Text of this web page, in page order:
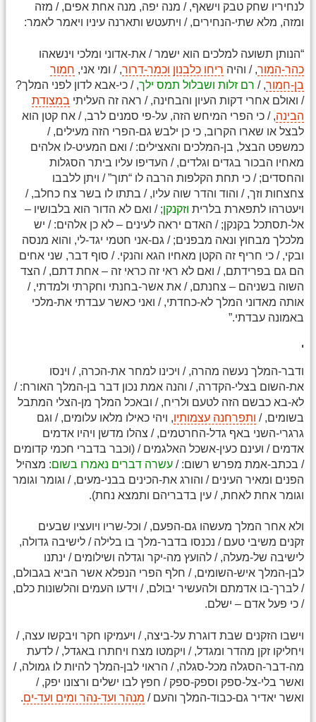
לנחיריו שחק טבק וישאף, / מנה יפה, מנה אחת אפים, / מזה
ומזה, מלא שתי-הנחירים, / ויתעטש ותארנה עיניו ויאמר לאמר:
“הנותן תשועה למלכים הוא ישמר / את-אדוני ומלכי וינשאהו
כהר-המור, / והיה ריחו כלבנון וכמר-דרור, / ומי אני, חמור
בן-חמור, / רם זלות ושבלול תמס ילך, / כי-אבא לדון לפני המלך?
/ ואולם אחרי דקות העיון והבחינה, / ראה זה העליתי במצודת
הבינה, / כי הפרי המיחש הזה, על-פי סמנים לרב, / אח קטן הוא
לבצל או שארו הקרוב, כי כן ילבש גם-הפרי הזה מעילים, /
כמשפט הבצל, בן-המלכים והאצילים: / ואם המעיט-לו אלהים
מאחיו הבכור בגדים וגלדים, / העדיפו עליו ביתר הסגלות
והחסדים; / כי תחת הקלפות הרבה לו “תוך” / ויתן ללבבו
צחצחות וזך, / והוד והדר שוה עליו, / בתתו לו בשר צח כחלב, /
ויעטרהו לתפארת בלרית וזקנקן; / ואם לא הדור הוא בלבושיו –
אל-תסתכל בקנקן; / האדם יראה לעינים – לא כן אלהים: / יש
מלכלך מבחוץ ונאה מבפנים; / גם-אני חטמי יגד-לי, והוא מנסה
ובקי, / כי חריף זה הקטן מאחיו הגא והנקי. / סוף דבר, שני אחים
הם גם בפרידתם, / ואם לא ראי זה כראי זה – אחת דתם, / הצד
השוה בשניהם – צחנתם, / את אשר-בחנתי וחקרתי ולמדתי, /
אותה מאדוני המלך לא-כחדתי, / ואני כאשר עבדתי את-מלכי
באמונה עבדתי.”
י
ודבר-המלך נעשה מהרה, / ויכינו למחר את-הכרה, / וינסו
את-השום בצלי-הקדרה, / והנה אמת נכון דבר בן-המלך האורח: /
לא-בא כבשם הזה לטעם ולריח, / ובאכל המלך מן-הצלי המתבל
בשומים, / ותפרחנה עצמותיו, ויהי כאילו מלאו עלומים, / וגם
גרגרי-השני באף גדל-החרטמים, / צהלו מדשן ויהיו אדמים
אדמים / ועינם כעין-אשכל האלגמים / (וכבר בדברי חכמי קדומים
/ בכתב-אמת מפרש רשום: / עשרה דברים נאמרו בשום: מצהיל
הפנים ומאיר העינים / והורג את-הכינים בבני-מעים, / וגומר וגומר
וגומר אחת לאחת, / עין בדבריהם ותמצא נחת).
ולא אחר המלך מעשהו גם-הפעם, / וכל-שריו ויועציו שבעים
זקנים משיבי טעם / נכנסו בדבר-מלך בו בלילה / לישיבה גדולה,
לישיבה של-מעלה, / להועץ מה-יקר וגדלה ושילומים / ינתנו
לבן-המלך איש-השומים, / חלף הפרי הנפלא אשר הביא בגבולם,
/ לברך-בו אדמתם ולהעשיר יבולם, / וידעו העמים והלשונות כלם,
/ כי פעל אדם – ישלם.
וישבו הזקנים שבת דוגרת על-ביצה, / ויעמיקו חקר ויבקשו עצה, /
ויחליקו זקן מהדר ומגדל, / ויקמטו מצח ויחתרו באגדל, / לדעת
מה-דבר-הסגלה מכל-סגלה, / הראוי לבן-המלך להיות לו גמולה, /
ואשר בלי-צל-ספק וספק-ספק / חפץ לבו ישלים ורצונו יפק, /
ואשר יאדיר גם-כבוד-המלך והעם / מנהר ועד-נהר ומים ועד-ים.